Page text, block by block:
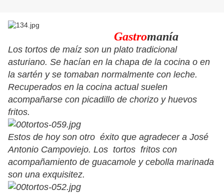
Gastromanía
Los tortos de maíz son un plato tradicional
asturiano. Se hacían en la chapa de la cocina o en
la sartén y se tomaban normalmente con leche.
Recuperados en la cocina actual suelen
acompañarse con picadillo de chorizo y huevos
fritos.
Estos de hoy son otro éxito que agradecer a José
Antonio Campoviejo. Los tortos fritos con
acompañamiento de guacamole y cebolla marinada
son una exquisitez.